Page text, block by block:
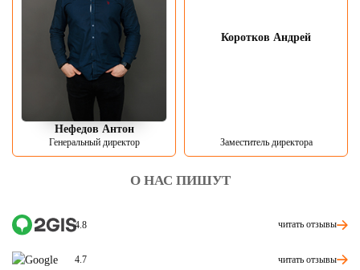
Нефедов Антон
Генеральный директор
Коротков Андрей
Заместитель директора
О НАС ПИШУТ
4.8 читать отзывы
4.7 читать отзывы